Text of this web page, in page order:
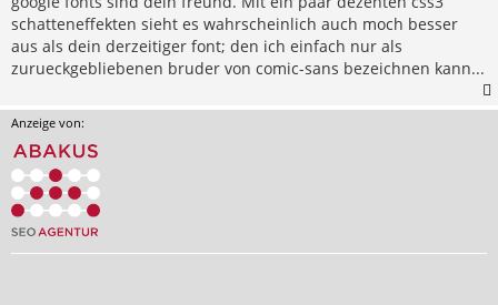
schatteneffekten sieht es wahrscheinlich auch moch besser
aus als dein derzeitiger font; den ich einfach nur als
zurueckgebliebenen bruder von comic-sans bezeichnen kann...
Anzeige von: